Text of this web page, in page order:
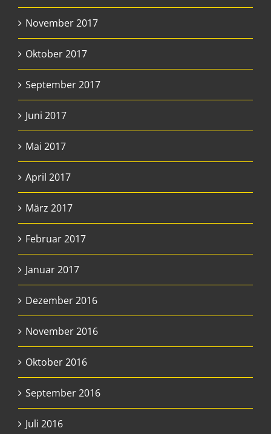
November 2017
Oktober 2017
September 2017
Juni 2017
Mai 2017
April 2017
März 2017
Februar 2017
Januar 2017
Dezember 2016
November 2016
Oktober 2016
September 2016
Juli 2016